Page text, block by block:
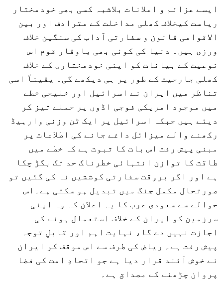
ایسے عزائم و اعلانات بلاشبہ کسی بھی خودمختار
ریاست کیخلاف کھلی مداخلت کے مترادف اور بین
الاقوامی قانون و سفارتی آداب کی سنگین خلاف
ورزی ہیں۔ دنیا کی کوئی بھی باوقار قوم اس
نوعیت کے بیانات کو اپنی خودمختاری کے خلاف
کھلی جارحیت کے طور پر ہی دیکھے گی۔ یقیناً اسی
تناظر میں ایران نے اسرائیل اور خلیجی خطے
میں موجود امریکی فوجی اڈوں پر حملے تیز کر
دیئے ہیں جبکہ اسرائیل پر ایک ٹن وزنی وارہیڈ
رکھنے والے میزائل داغے جانے کی اطلاعات پر
مبنی پیش رفت اس بات کا ثبوت ہے کہ خطے میں
طاقت کا توازن انتہائی خطرناک حد تک بگڑ چکا
ہے اور اگر بروقت سفارتی کوششیں نہ کی گئیں تو
صورتحال مکمل جنگ میں تبدیل ہو سکتی ہے۔اس
حوالے سے سعودی عرب کا یہ اعلان کہ وہ اپنی
سرزمین کو ایران کے خلاف استعمال ہونے کی
اجازت نہیں دے گا، نہایت اہم اور قابلِ توجہ
پیش رفت ہے۔ ریاض کی طرف سے اس موقف کو ایران
نے خوش آئند قرار دیا ہے جو اتحادِ امت کی فضا
پروان چڑھنے کے مصداق ہے۔